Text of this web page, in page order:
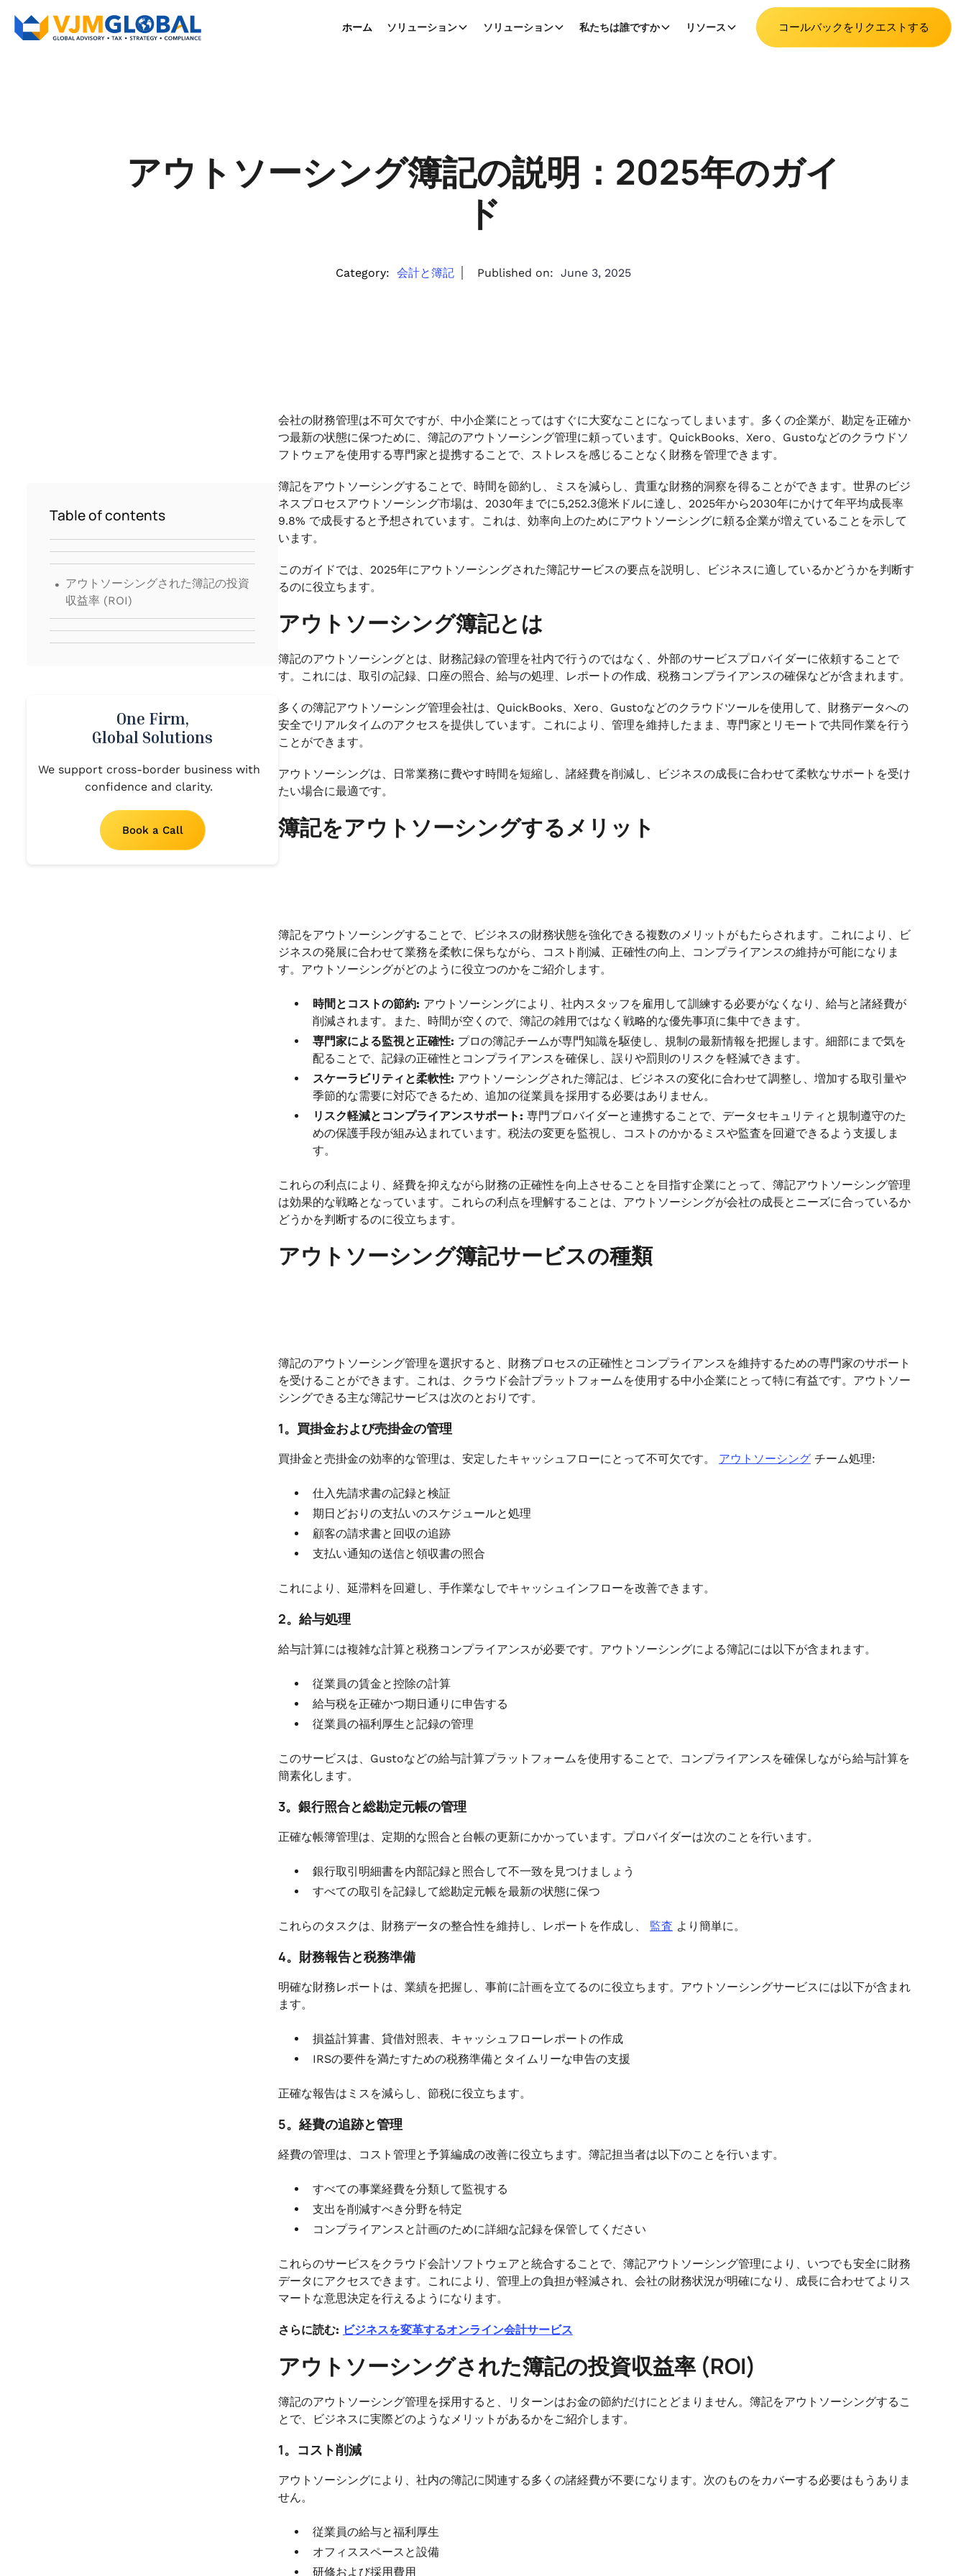
ホーム ソリューション ソリューション 私たちは誰ですか リソース コールバックをリクエストする
アウトソーシング簿記の説明：2025年のガイ
ド
Category: 会計と簿記 Published on: June 3, 2025
Table of contents
. アウトソーシングされた簿記の投資
収益率 (ROI)
One Firm,
Global Solutions
We support cross-border business with
confidence and clarity.
Book a Call
会社の財務管理は不可欠ですが、中小企業にとってはすぐに大変なことになってしまいます。多くの企業が、勘定を正確か
つ最新の状態に保つために、簿記のアウトソーシング管理に頼っています。QuickBooks、Xero、Gustoなどのクラウドソ
フトウェアを使用する専門家と提携することで、ストレスを感じることなく財務を管理できます。
簿記をアウトソーシングすることで、時間を節約し、ミスを減らし、貴重な財務的洞察を得ることができます。世界のビジ
ネスプロセスアウトソーシング市場は、2030年までに5,252.3億米ドルに達し、2025年から2030年にかけて年平均成長率
9.8% で成長すると予想されています。これは、効率向上のためにアウトソーシングに頼る企業が増えていることを示して
います。
このガイドでは、2025年にアウトソーシングされた簿記サービスの要点を説明し、ビジネスに適しているかどうかを判断す
るのに役立ちます。
アウトソーシング簿記とは
簿記のアウトソーシングとは、財務記録の管理を社内で行うのではなく、外部のサービスプロバイダーに依頼することで
す。これには、取引の記録、口座の照合、給与の処理、レポートの作成、税務コンプライアンスの確保などが含まれます。
多くの簿記アウトソーシング管理会社は、QuickBooks、Xero、Gustoなどのクラウドツールを使用して、財務データへの
安全でリアルタイムのアクセスを提供しています。これにより、管理を維持したまま、専門家とリモートで共同作業を行う
ことができます。
アウトソーシングは、日常業務に費やす時間を短縮し、諸経費を削減し、ビジネスの成長に合わせて柔軟なサポートを受け
たい場合に最適です。
簿記をアウトソーシングするメリット
簿記をアウトソーシングすることで、ビジネスの財務状態を強化できる複数のメリットがもたらされます。これにより、ビ
ジネスの発展に合わせて業務を柔軟に保ちながら、コスト削減、正確性の向上、コンプライアンスの維持が可能になりま
す。アウトソーシングがどのように役立つのかをご紹介します。
時間とコストの節約: アウトソーシングにより、社内スタッフを雇用して訓練する必要がなくなり、給与と諸経費が
削減されます。また、時間が空くので、簿記の雑用ではなく戦略的な優先事項に集中できます。
専門家による監視と正確性: プロの簿記チームが専門知識を駆使し、規制の最新情報を把握します。細部にまで気を
配ることで、記録の正確性とコンプライアンスを確保し、誤りや罰則のリスクを軽減できます。
スケーラビリティと柔軟性: アウトソーシングされた簿記は、ビジネスの変化に合わせて調整し、増加する取引量や
季節的な需要に対応できるため、追加の従業員を採用する必要はありません。
リスク軽減とコンプライアンスサポート: 専門プロバイダーと連携することで、データセキュリティと規制遵守のた
めの保護手段が組み込まれています。税法の変更を監視し、コストのかかるミスや監査を回避できるよう支援しま
す。
これらの利点により、経費を抑えながら財務の正確性を向上させることを目指す企業にとって、簿記アウトソーシング管理
は効果的な戦略となっています。これらの利点を理解することは、アウトソーシングが会社の成長とニーズに合っているか
どうかを判断するのに役立ちます。
アウトソーシング簿記サービスの種類
簿記のアウトソーシング管理を選択すると、財務プロセスの正確性とコンプライアンスを維持するための専門家のサポート
を受けることができます。これは、クラウド会計プラットフォームを使用する中小企業にとって特に有益です。アウトソー
シングできる主な簿記サービスは次のとおりです。
1。買掛金および売掛金の管理
買掛金と売掛金の効率的な管理は、安定したキャッシュフローにとって不可欠です。 アウトソーシング チーム処理:
仕入先請求書の記録と検証
期日どおりの支払いのスケジュールと処理
顧客の請求書と回収の追跡
支払い通知の送信と領収書の照合
これにより、延滞料を回避し、手作業なしでキャッシュインフローを改善できます。
2。給与処理
給与計算には複雑な計算と税務コンプライアンスが必要です。アウトソーシングによる簿記には以下が含まれます。
従業員の賃金と控除の計算
給与税を正確かつ期日通りに申告する
従業員の福利厚生と記録の管理
このサービスは、Gustoなどの給与計算プラットフォームを使用することで、コンプライアンスを確保しながら給与計算を
簡素化します。
3。銀行照合と総勘定元帳の管理
正確な帳簿管理は、定期的な照合と台帳の更新にかかっています。プロバイダーは次のことを行います。
銀行取引明細書を内部記録と照合して不一致を見つけましょう
すべての取引を記録して総勘定元帳を最新の状態に保つ
これらのタスクは、財務データの整合性を維持し、レポートを作成し、 監査 より簡単に。
4。財務報告と税務準備
明確な財務レポートは、業績を把握し、事前に計画を立てるのに役立ちます。アウトソーシングサービスには以下が含まれ
ます。
損益計算書、貸借対照表、キャッシュフローレポートの作成
IRSの要件を満たすための税務準備とタイムリーな申告の支援
正確な報告はミスを減らし、節税に役立ちます。
5。経費の追跡と管理
経費の管理は、コスト管理と予算編成の改善に役立ちます。簿記担当者は以下のことを行います。
すべての事業経費を分類して監視する
支出を削減すべき分野を特定
コンプライアンスと計画のために詳細な記録を保管してください
これらのサービスをクラウド会計ソフトウェアと統合することで、簿記アウトソーシング管理により、いつでも安全に財務
データにアクセスできます。これにより、管理上の負担が軽減され、会社の財務状況が明確になり、成長に合わせてよりス
マートな意思決定を行えるようになります。
さらに読む: ビジネスを変革するオンライン会計サービス
アウトソーシングされた簿記の投資収益率 (ROI)
簿記のアウトソーシング管理を採用すると、リターンはお金の節約だけにとどまりません。簿記をアウトソーシングするこ
とで、ビジネスに実際どのようなメリットがあるかをご紹介します。
1。コスト削減
アウトソーシングにより、社内の簿記に関連する多くの諸経費が不要になります。次のものをカバーする必要はもうありま
せん。
従業員の給与と福利厚生
オフィススペースと設備
研修および採用費用